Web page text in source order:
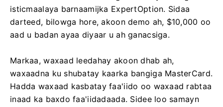
dhab ahaantii, waa muuqaal jilitaan ah oo aad ku
tababaran karto inaad lacag ka sameyso adigoo
isticmaalaya barnaamijka ExpertOption. Sidaa
aad u badan ayaa diyaar u ah ganacsiga.
Markaa, waxaad leedahay akoon dhab ah,
waxaadna ku shubatay kaarka bangiga MasterCard.